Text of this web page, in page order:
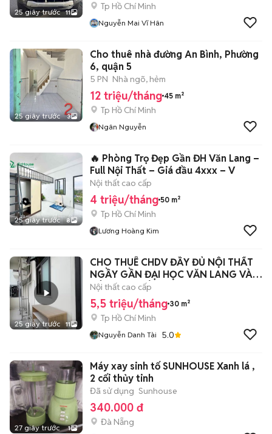
25 giây trước 11
Tp Hồ Chí Minh
Nguyễn Mai Vĩ Hân
25 giây trước 3
Cho thuê nhà đường An Bình, Phường
6, quận 5
5 PN Nhà ngõ, hẻm
12 triệu/tháng 45 m²
Tp Hồ Chí Minh
Ngân Nguyễn
25 giây trước 8
🔥 Phòng Trọ Đẹp Gần ĐH Văn Lang –
Full Nội Thất – Giá đầu 4xxx – V
Nội thất cao cấp
4 triệu/tháng 50 m²
Tp Hồ Chí Minh
Lương Hoàng Kim
25 giây trước 11
CHO THUÊ CHDV ĐẦY ĐỦ NỘI THẤT
NGẦY GẦN ĐẠI HỌC VĂN LANG VÀ
CÔNG NGHIÊP
Nội thất cao cấp
5,5 triệu/tháng 30 m²
Tp Hồ Chí Minh
Nguyễn Danh Tài 5.0
27 giây trước 1
Máy xay sinh tố SUNHOUSE Xanh lá ,
2 cối thủy tinh
Đã sử dụng Sunhouse
340.000 đ
Đà Nẵng